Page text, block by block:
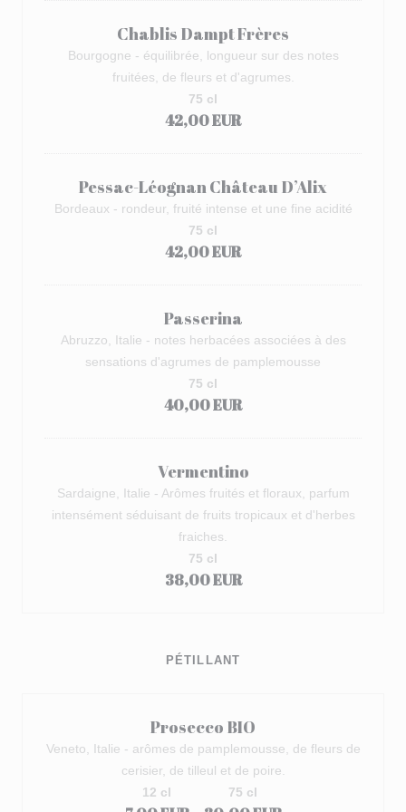
Chablis Dampt Frères
Bourgogne - équilibrée, longueur sur des notes
fruitées, de fleurs et d'agrumes.
42,00 EUR
75 cl
Pessac-Léognan Château D’Alix
Bordeaux - rondeur, fruité intense et une fine acidité
42,00 EUR
75 cl
Passerina
Abruzzo, Italie - notes herbacées associées à des
sensations d'agrumes de pamplemousse
40,00 EUR
75 cl
Vermentino
Sardaigne, Italie - Arômes fruités et floraux, parfum
intensément séduisant de fruits tropicaux et d'herbes
fraiches.
38,00 EUR
75 cl
PÉTILLANT
Prosecco BIO
Veneto, Italie - arômes de pamplemousse, de fleurs de
cerisier, de tilleul et de poire.
12 cl 75 cl